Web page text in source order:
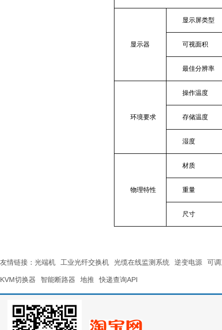
显示器
显示屏类型
可视面积
最佳分辨率
环境要求
操作温度
存储温度
湿度
物理特性
材质
重量
尺寸
友情链接： 光端机 工业光纤交换机 光缆在线监测系统 逆变电源 可
KVM切换器 智能断路器 地推 快递查询API